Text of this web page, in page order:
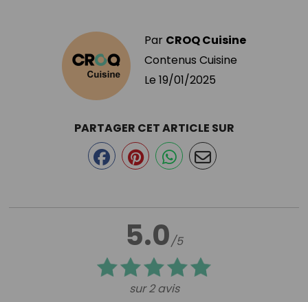
Par CROQ Cuisine
Contenus Cuisine
Le 19/01/2025
5.0/5
sur 2 avis
PARTAGER CET ARTICLE SUR